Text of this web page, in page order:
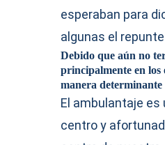
esperaban para
algunas el
Debido que aún no
principalmente en los
manera determinante
El ambulantaje
centro y